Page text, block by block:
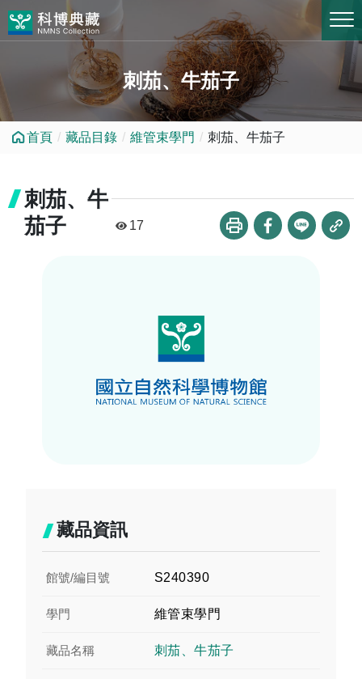
刺茄、牛茄子
首頁 藏品目錄 維管束學門 刺茄、牛茄子
刺茄、牛
茄子
17
藏品資訊
館號/編目號 S240390
學門 維管束學門
藏品名稱 刺茄、牛茄子